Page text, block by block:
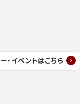
・イベントはこちら